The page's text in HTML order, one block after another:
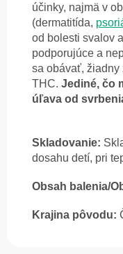
účinky, najmä v
(dermatitída,
od bolesti svalov a
podporujúce a
sa obávať, žiadny
THC. Jediné, čo
úľava od
Skladovanie:
dosahu detí, pri
Obsah balenia/
Krajina pôvodu: